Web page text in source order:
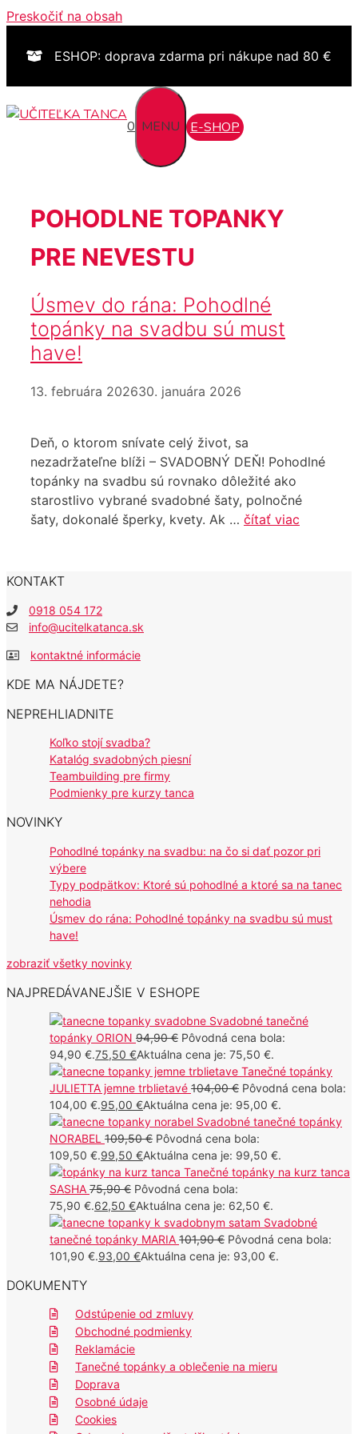
Preskočiť na obsah
ESHOP: doprava zdarma pri nákupe nad 80 €
E-SHOP
0 MENU
POHODLNE TOPANKY
PRE NEVESTU
Úsmev do rána: Pohodlné
topánky na svadbu sú must
have!
13. februára 202630. januára 2026
Deň, o ktorom snívate celý život, sa
nezadržateľne blíži – SVADOBNÝ DEŇ! Pohodlné
topánky na svadbu sú rovnako dôležité ako
starostlivo vybrané svadobné šaty, polnočné
šaty, dokonalé šperky, kvety. Ak … čítať viac
KONTAKT
0918 054 172
info@ucitelkatanca.sk
kontaktné informácie
KDE MA NÁJDETE?
NEPREHLIADNITE
Koľko stojí svadba?
Katalóg svadobných piesní
Teambuilding pre firmy
Podmienky pre kurzy tanca
NOVINKY
Pohodlné topánky na svadbu: na čo si dať pozor pri
výbere
Typy podpätkov: Ktoré sú pohodlné a ktoré sa na tanec
nehodia
Úsmev do rána: Pohodlné topánky na svadbu sú must
have!
zobraziť všetky novinky
NAJPREDÁVANEJŠIE V ESHOPE
Svadobné tanečné
topánky ORION 94,90€ Pôvodná cena bola:
94,90 €.75,50 €Aktuálna cena je: 75,50 €.
Tanečné topánky
JULIETTA jemne trblietavé 104,00€ Pôvodná cena bola:
104,00 €.95,00 €Aktuálna cena je: 95,00 €.
Svadobné tanečné topánky
NORABEL 109,50€ Pôvodná cena bola:
109,50 €.99,50 €Aktuálna cena je: 99,50 €.
Tanečné topánky na kurz tanca
SASHA 75,90€ Pôvodná cena bola:
75,90 €.62,50 €Aktuálna cena je: 62,50 €.
Svadobné
tanečné topánky MARIA 101,90€ Pôvodná cena bola:
101,90 €.93,00 €Aktuálna cena je: 93,00 €.
DOKUMENTY
Odstúpenie od zmluvy
Obchodné podmienky
Reklamácie
Tanečné topánky a oblečenie na mieru
Doprava
Osobné údaje
Cookies